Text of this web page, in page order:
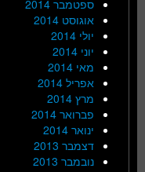
ספטמבר 2014
אוגוסט 2014
יולי 2014
יוני 2014
מאי 2014
אפריל 2014
מרץ 2014
פברואר 2014
ינואר 2014
דצמבר 2013
נובמבר 2013